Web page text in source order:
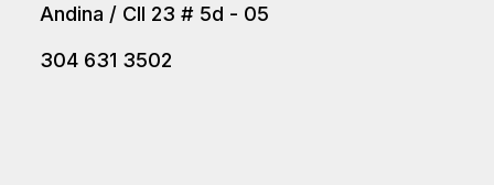
Andina / Cll 23 # 5d - 05
304 631 3502